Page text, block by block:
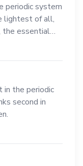
periodic system
lightest of all,
the essential
in the periodic
second in